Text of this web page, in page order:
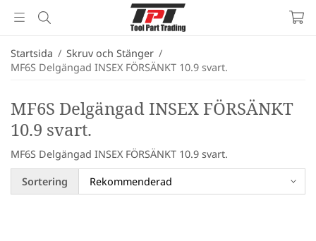
Startsida / Skruv och Stänger /
MF6S Delgängad INSEX FÖRSÄNKT 10.9 svart.
MF6S Delgängad INSEX FÖRSÄNKT
10.9 svart.
MF6S Delgängad INSEX FÖRSÄNKT 10.9 svart.
Sortering